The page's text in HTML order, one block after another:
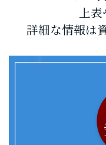
上
詳細な情報は